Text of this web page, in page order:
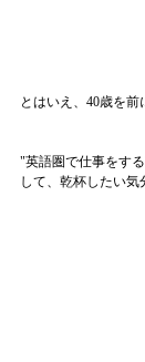
とはいえ、40歳を前
"英語圏で仕事をす
して、乾杯したい気